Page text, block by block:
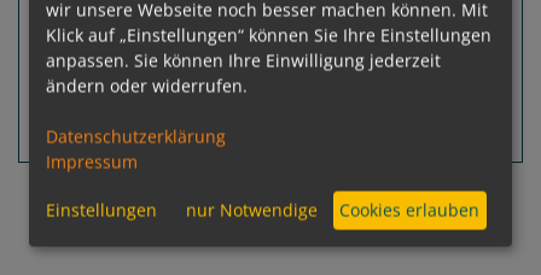
Leistungspakete
Ausgebucht
Routeninfos
« 1 3 »
wir unsere Webseite noch besser machen können. Mit
Klick auf „Einstellungen“ können Sie Ihre Einstellungen
anpassen. Sie können Ihre Einwilligung jederzeit
ändern oder widerrufen.
Datenschutzerklärung
Impressum
Einstellungen nur Notwendige Cookies erlauben